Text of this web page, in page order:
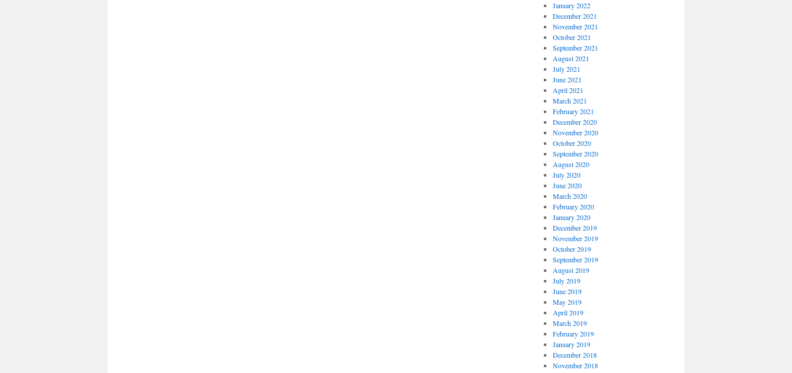
January 2022
December 2021
November 2021
October 2021
September 2021
August 2021
July 2021
June 2021
April 2021
March 2021
February 2021
December 2020
November 2020
October 2020
September 2020
August 2020
July 2020
June 2020
March 2020
February 2020
January 2020
December 2019
November 2019
October 2019
September 2019
August 2019
July 2019
June 2019
May 2019
April 2019
March 2019
February 2019
January 2019
December 2018
November 2018